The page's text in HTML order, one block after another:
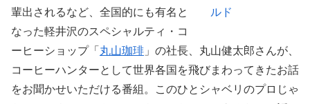
輩出されるなど、全国的にも有名と
なった軽井沢のスペシャルティ・コ
ーヒーショップ「 丸山珈琲 」の社長、丸山健太郎さんが、
コーヒーハンターとして世界各国を飛びまわってきたお話
をお聞かせいただける番組。このひとシャベリのプロじゃ